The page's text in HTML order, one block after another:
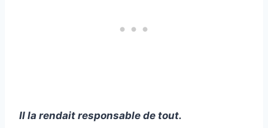
Il la rendait responsable de tout.